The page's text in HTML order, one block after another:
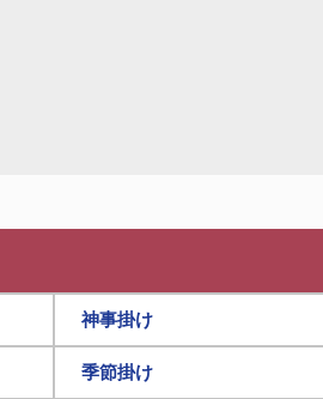
神事掛け
季節掛け